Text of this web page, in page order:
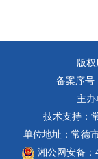
版
备案序号
主
技术支持：
单位地址：常德
湘公网安备：